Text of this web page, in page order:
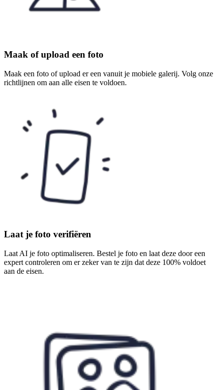
Maak of upload een foto
Maak een foto of upload er een vanuit je mobiele galerij. Volg onze
richtlijnen om aan alle eisen te voldoen.
Laat je foto verifiëren
Laat AI je foto optimaliseren. Bestel je foto en laat deze door een
expert controleren om er zeker van te zijn dat deze 100% voldoet
aan de eisen.